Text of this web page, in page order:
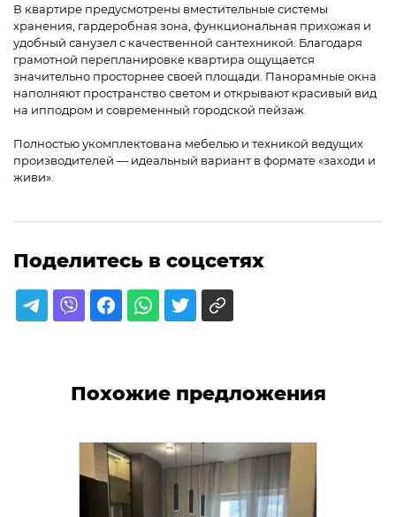
В квартире предусмотрены вместительные системы
хранения, гардеробная зона, функциональная прихожая и
удобный санузел с качественной сантехникой. Благодаря
грамотной перепланировке квартира ощущается
значительно просторнее своей площади. Панорамные окна
наполняют пространство светом и открывают красивый вид
на ипподром и современный городской пейзаж.
Полностью укомплектована мебелью и техникой ведущих
производителей — идеальный вариант в формате «заходи и
живи».
Поделитесь в соцсетях
Похожие предложения